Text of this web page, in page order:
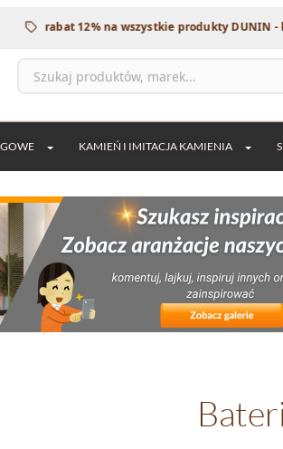
rabat 12% na wszystkie produkty DUNIN - kod
KAMIEŃ I IMITACJA KAMIENIA